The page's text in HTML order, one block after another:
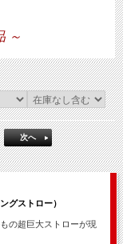
～
次へ
グストロー）
の超巨大ストローが現